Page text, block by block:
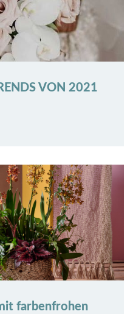
VON 2021
farbenfrohen